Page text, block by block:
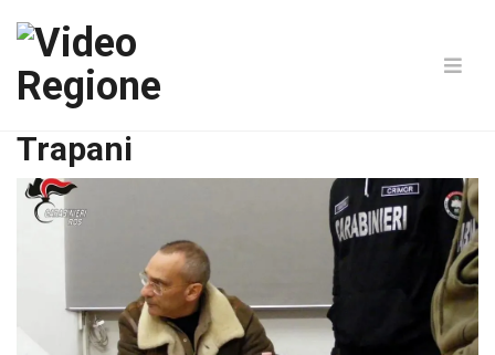
Trapani